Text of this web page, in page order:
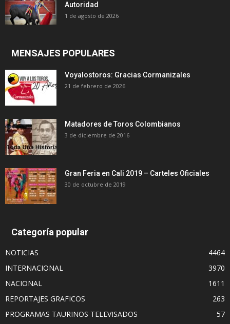
Autoridad
1 de agosto de 2026
MENSAJES POPULARES
Voyalostoros: Gracias Cormanizales
21 de febrero de 2026
Matadores de Toros Colombianos
3 de diciembre de 2016
Gran Feria en Cali 2019 – Carteles Oficiales
30 de octubre de 2019
Categoría popular
NOTICIAS
4464
INTERNACIONAL
3970
NACIONAL
1611
REPORTAJES GRAFICOS
263
PROGRAMAS TAURINOS TELEVISADOS
57